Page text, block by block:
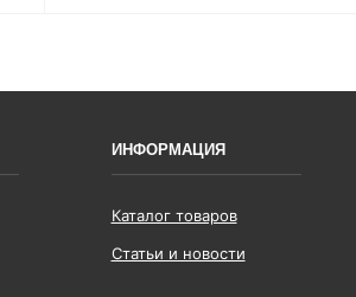
ИНФОРМАЦИЯ
Каталог товаров
Статьи и новости